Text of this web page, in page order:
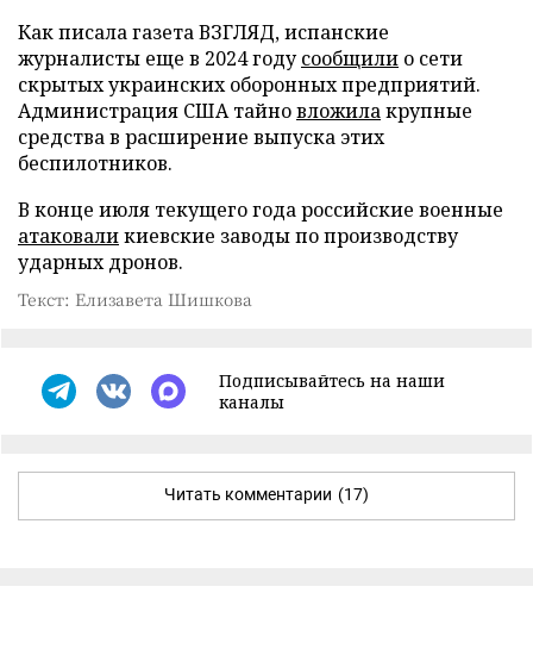
Как писала газета ВЗГЛЯД, испанские
журналисты еще в 2024 годусообщили о сети
скрытых украинских оборонных предприятий.
Администрация США тайновложилакрупные
средства в расширение выпуска этих
беспилотников.
В конце июля текущего года российские военные
атаковаликиевские заводы по производству
ударных дронов.
Текст: Елизавета Шишкова
Подписывайтесь на наши
каналы
Читать комментарии (17)